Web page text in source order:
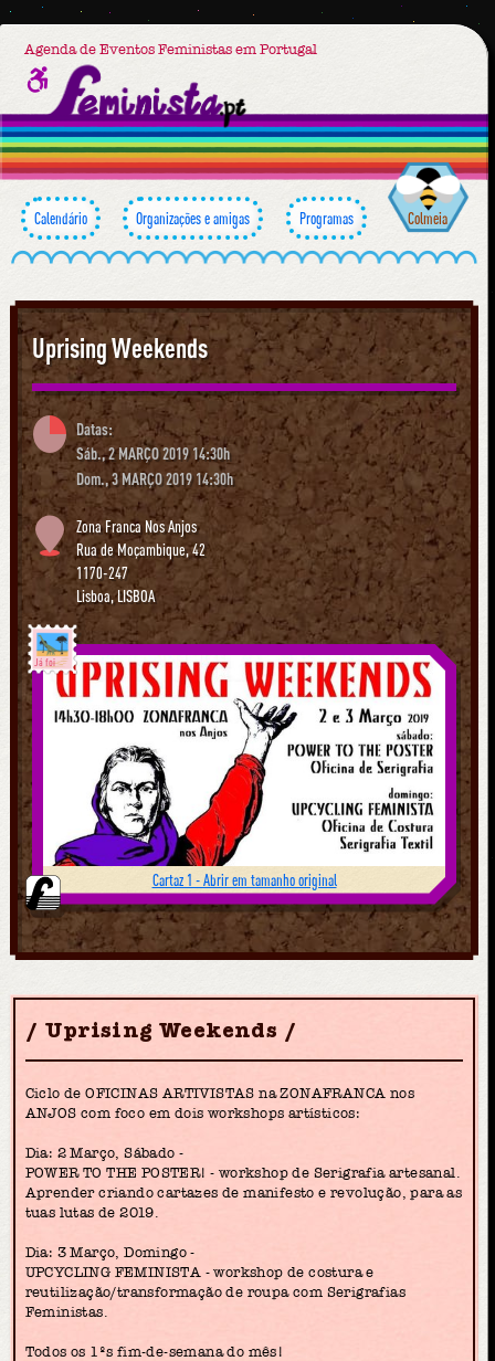
Agenda de Eventos Feministas em Portugal
Calendário Organizações e amigas Programas Colmeia
Uprising Weekends
Datas:
Sáb., 2 MARÇO 2019 14:30h
Dom., 3 MARÇO 2019 14:30h
Zona Franca Nos Anjos
Rua de Moçambique, 42
1170-247
Lisboa,LISBOA
Já foi
Cartaz 1 - Abrir em tamanho original
Uprising Weekends
Ciclo de OFICINAS ARTIVISTAS na ZONAFRANCA nos
ANJOS com foco em dois workshops artísticos:
Dia: 2 Março, Sábado -
POWER TO THE POSTER! - workshop de Serigrafia artesanal.
Aprender criando cartazes de manifesto e revolução, para as
tuas lutas de 2019.
Dia: 3 Março, Domingo -
UPCYCLING FEMINISTA - workshop de costura e
reutilização/transformação de roupa com Serigrafias
Feministas.
Todos os 1ºs fim-de-semana do mês!